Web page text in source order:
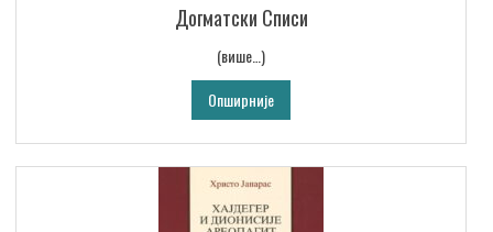
Догматски Списи
(више…)
Опширније